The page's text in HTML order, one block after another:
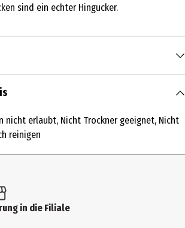
sind ein echter Hingucker.
Herstellers
nicht erlaubt, Nicht Trockner geeignet, Nicht
reinigen
in die Filiale